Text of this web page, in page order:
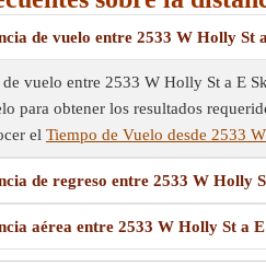
de vuelo entre 2533 W Holly
de vuelo entre 2533 W Holly St a E
para obtener los resultados
el Tiempo de Vuelo desde 2533
de regreso entre 2533 W Holly
aérea entre 2533 W Holly St a